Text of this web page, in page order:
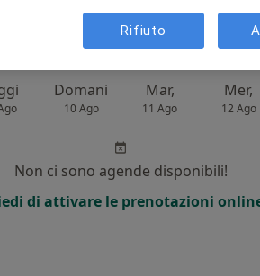
Domani
10 Ago
Mar,
11 Ago
Mer,
12 Ago
Non ci sono agende disponibili!
di attivare le prenotazioni
Rifiuto